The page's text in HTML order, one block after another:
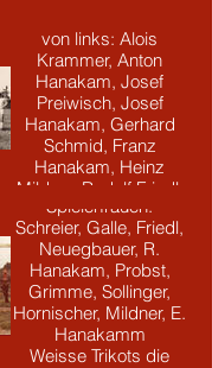
von links: Alois
Krammer, Anton
Hanakam, Josef
Preiwisch, Josef
Hanakam, Gerhard
Schmid, Franz
Hanakam, Heinz
Mildner, Rudolf Friedl,
Josef Büchler, Alois
Heiss, Adolf Kristen
1968
Spielerfrauen spielen
gegen die
Zuschauerfrauen:
stehend von links:
Rote Trikots die
Spielerfrauen:
Schreier, Galle, Friedl,
Neuegbauer, R.
Hanakam, Probst,
Grimme, Sollinger,
Hornischer, Mildner, E.
Hanakamm
Weisse Trikots die
1970